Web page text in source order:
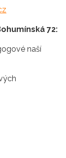
72:
naší